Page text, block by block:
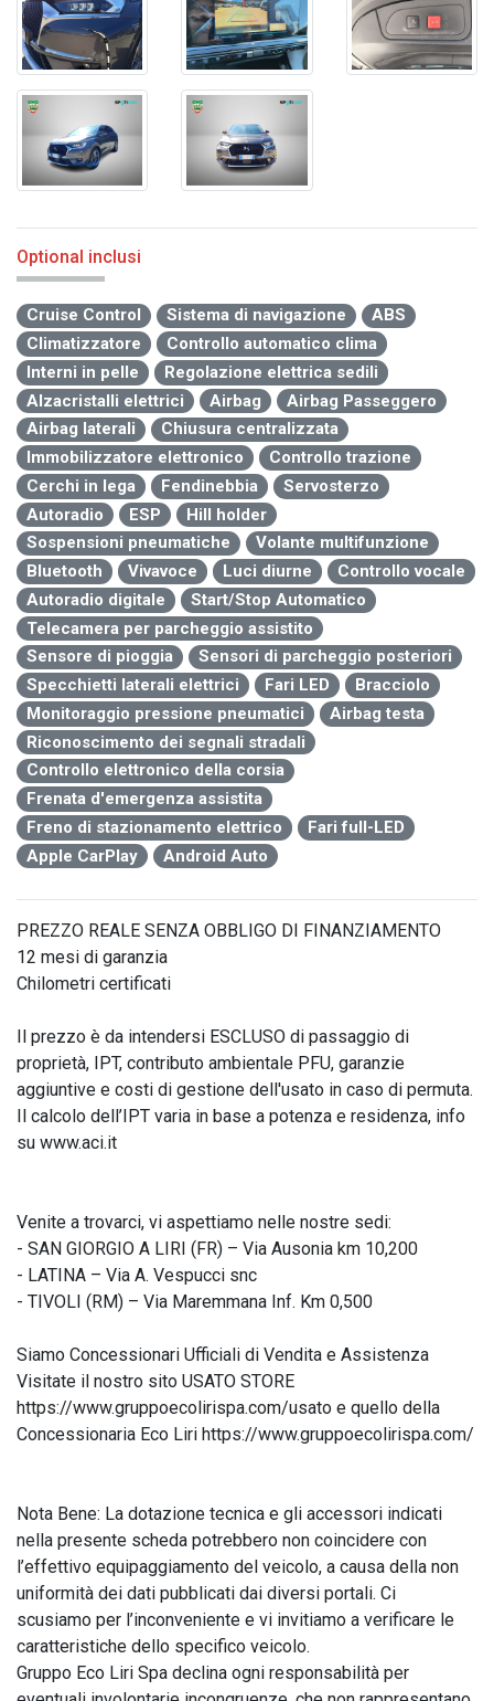
Optional inclusi
Cruise Control Sistema di navigazione
ABS
Climatizzatore
Controllo automatico clima
Interni in pelle
Regolazione elettrica sedili
Alzacristalli elettrici
Airbag
Airbag Passeggero
Airbag laterali
Chiusura centralizzata
Immobilizzatore elettronico
Controllo trazione
Cerchi in lega
Fendinebbia
Servosterzo
Autoradio
ESP
Hill holder
Sospensioni pneumatiche
Volante multifunzione
Bluetooth
Vivavoce Luci diurne
Controllo vocale
Autoradio digitale
Start/Stop Automatico
Telecamera per parcheggio assistito
Sensore di pioggia
Sensori di parcheggio posteriori
Specchietti laterali elettrici
Fari LED
Bracciolo
Monitoraggio pressione pneumatici
Airbag testa
Riconoscimento dei segnali stradali
Controllo elettronico della corsia
Frenata d'emergenza assistita
Freno di stazionamento elettrico
Fari full-LED
Apple CarPlay
Android Auto
PREZZO REALE SENZA OBBLIGO DI FINANZIAMENTO
12 mesi di garanzia
Chilometri certificati
Il prezzo è da intendersi ESCLUSO di passaggio di
proprietà, IPT, contributo ambientale PFU, garanzie
aggiuntive e costi di gestione dell'usato in caso di permuta.
Il calcolo dell’IPT varia in base a potenza e residenza, info
su www.aci.it
Venite a trovarci, vi aspettiamo nelle nostre sedi:
- SAN GIORGIO A LIRI (FR) – Via Ausonia km 10,200
- LATINA – Via A. Vespucci snc
- TIVOLI (RM) – Via Maremmana Inf. Km 0,500
Siamo Concessionari Ufficiali di Vendita e Assistenza
Visitate il nostro sito USATO STORE
https://www.gruppoecolirispa.com/usato e quello della
Concessionaria Eco Liri https://www.gruppoecolirispa.com/
Nota Bene: La dotazione tecnica e gli accessori indicati
nella presente scheda potrebbero non coincidere con
l’effettivo equipaggiamento del veicolo, a causa della non
uniformità dei dati pubblicati dai diversi portali. Ci
scusiamo per l’inconveniente e vi invitiamo a verificare le
caratteristiche dello specifico veicolo.
Gruppo Eco Liri Spa declina ogni responsabilità per